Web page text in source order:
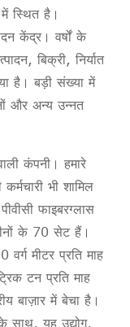
स्थित है।
केंद्र। वर्षों के
बिक्री, निर्यात
है। बड़ी संख्या में
और अन्य उन्नत
कंपनी। हमारे
भी शामिल
फाइबरग्लास
के 70 सेट हैं।
मीटर प्रति माह
टन प्रति माह
बाज़ार में बेचा है।
साथ, यह उद्योग,